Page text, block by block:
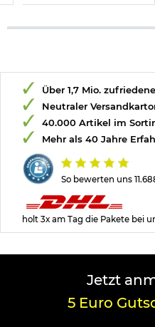
So bewerten uns
Über 1,7 Mio.
Neutraler
40.000 Artikel im
Mehr als 40 Jahre
holt 3x am Tag die Pakete bei
Jetzt
5 Euro